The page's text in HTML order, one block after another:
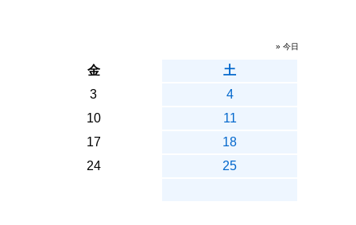
» 今日
金
土
3
4
10
11
17
18
24
25